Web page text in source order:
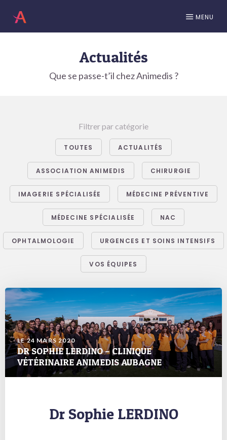
MENU
Actualités
Que se passe-t’il chez Animedis ?
Filtrer par catégorie
TOUTES ACTUALITÉS
ASSOCIATION ANIMEDIS CHIRURGIE
IMAGERIE SPÉCIALISÉE MÉDECINE PRÉVENTIVE
MÉDECINE SPÉCIALISÉE NAC
OPHTALMOLOGIE URGENCES ET SOINS INTENSIFS
VOS ÉQUIPES
LE 24 MARS 2020
DR SOPHIE LERDINO – CLINIQUE
VÉTÉRINAIRE ANIMEDIS AUBAGNE
Dr Sophie LERDINO